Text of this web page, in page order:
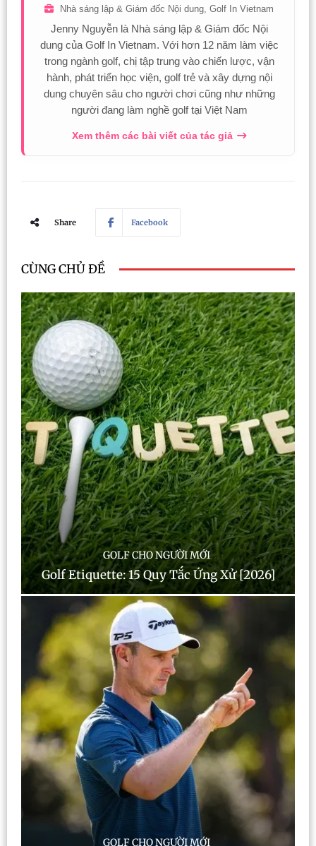
Nhà sáng lập & Giám đốc Nội dung, Golf In Vietnam
Jenny Nguyễn là Nhà sáng lập & Giám đốc Nội
dung của Golf In Vietnam. Với hơn 12 năm làm việc
trong ngành golf, chị tập trung vào chiến lược, vận
hành, phát triển học viện, golf trẻ và xây dựng nội
dung chuyên sâu cho người chơi cũng như những
người đang làm nghề golf tại Việt Nam
Xem thêm các bài viết của tác giả
Share Facebook
CÙNG CHỦ ĐỀ
GOLF CHO NGƯỜI MỚI
Golf Etiquette: 15 Quy Tắc Ứng Xử [2026]
GOLF CHO NGƯỜI MỚI